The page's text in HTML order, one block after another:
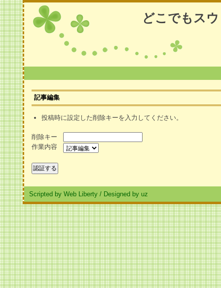
どこでもス
記事編集
投稿時に設定した削除キーを入力してください。
削除キー
作業内容
Scripted by Web Liberty / Designed by uz